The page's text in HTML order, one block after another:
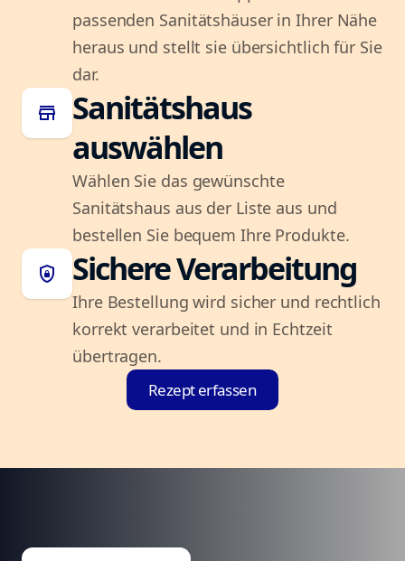
passenden Sanitätshäuser in Ihrer Nähe
heraus und stellt sie übersichtlich für Sie
dar.
store
Sanitätshaus
auswählen
Wählen Sie das gewünschte
Sanitätshaus aus der Liste aus und
bestellen Sie bequem Ihre Produkte.
shield_lock Sichere Verarbeitung
Ihre Bestellung wird sicher und rechtlich
korrekt verarbeitet und in Echtzeit
übertragen.
Rezept erfassen